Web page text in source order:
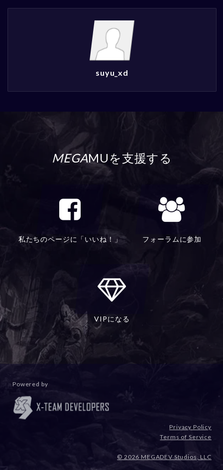
suyu_xd
MEGAMUを支援する
私たちのページに「いいね！」 フォーラムに参加
VIPになる
Powered by
Privacy Policy
Terms of Service
© 2026 MEGADEV Studios, LLC